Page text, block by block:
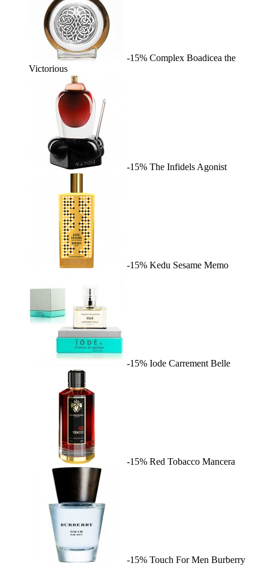
-15% Complex Boadicea the
Victorious
-15% The Infidels Agonist
-15% Kedu Sesame Memo
-15% Iode Carrement Belle
-15% Red Tobacco Mancera
-15% Touch For Men Burberry